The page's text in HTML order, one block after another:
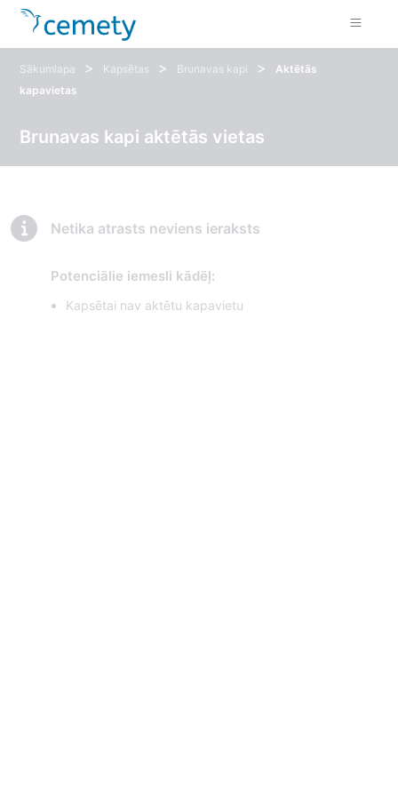
Sākumlapa > Kapsētas > Brunavas kapi >
Aktētās
kapavietas
Brunavas kapi aktētās vietas
Netika atrasts neviens ieraksts
Potenciālie iemesli kādēļ:
Kapsētai nav aktētu kapavietu